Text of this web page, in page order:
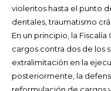
violentos hasta el punto
dentales, traumatismo
En un principio, la
cargos contra dos de los
extralimitación en la
posteriormente, la